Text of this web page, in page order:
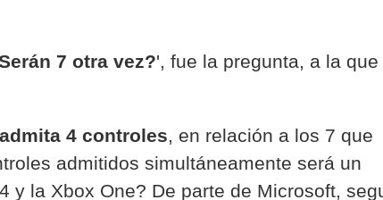
7 otra vez?', fue la pregunta, a la que
4 controles, en relación a los 7 que
admitidos simultáneamente será un
y la Xbox One? De parte de Microsoft,